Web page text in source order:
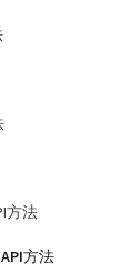
方法
方法